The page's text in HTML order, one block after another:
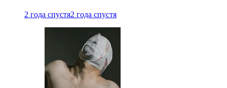
2 года спустя2 года спустя